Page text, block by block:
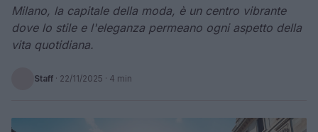
Milano, la capitale della moda, è un centro vibrante
dove lo stile e l'eleganza permeano ogni aspetto della
vita quotidiana.
Staff · 22/11/2025 · 4 min